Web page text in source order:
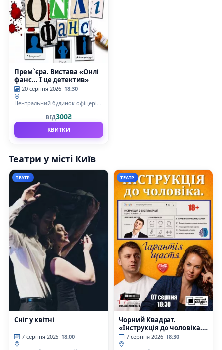
Прем`єра. Вистава «Онлі
фанс... І це детектив»
20 серпня 2026 18:30
Центральний будинок офіцерів
ВІД300₴
КВИТКИ
Театри у місті Київ
ТЕАТР
Сніг у квітні
7 серпня 2026 18:00
ТЕАТР
Чорний Квадрат.
«Інструкція до чоловіка.
Гарантія щастя»
7 серпня 2026 18:30